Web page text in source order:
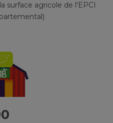
surface agricole de l'EPCI